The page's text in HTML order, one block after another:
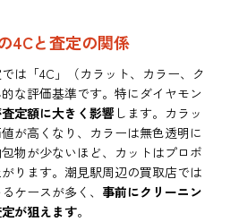
4Cと査定の関係
は「4C」（カラット、カラー、ク
な評価基準です。特にダイヤモン
定額に大きく影響 します。カラッ
が高くなり、カラーは無色透明に
物が少ないほど、カットはプロポ
ります。潮見駅周辺の買取店では
ケースが多く、 事前にクリーニン
が狙えます。